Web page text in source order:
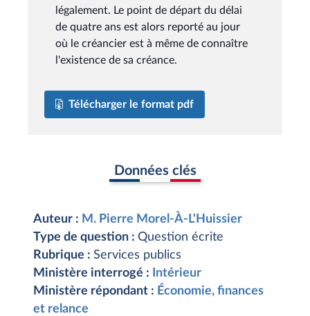
légalement. Le point de départ du délai
de quatre ans est alors reporté au jour
où le créancier est à même de connaître
l'existence de sa créance.
Télécharger le format pdf
Données clés
Auteur : M. Pierre Morel-À-L'Huissier
Type de question : Question écrite
Rubrique : Services publics
Ministère interrogé :
Intérieur
Ministère répondant : Économie, finances
et relance